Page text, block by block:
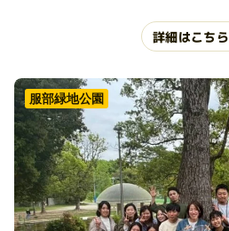
詳細はこちら
服部緑地公園